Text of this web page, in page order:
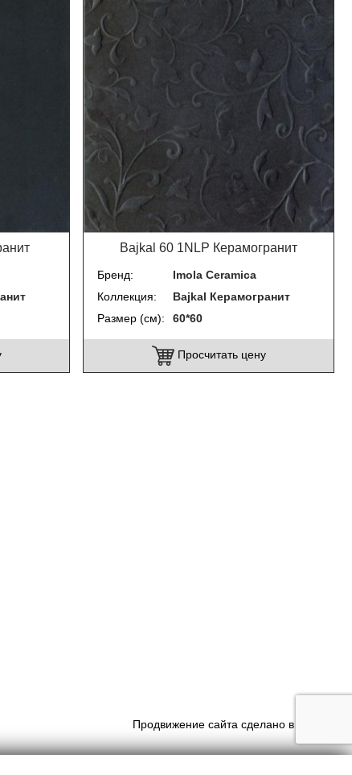
Bajkal 60 1NLP Керамогранит
Бренд
Imola Ceramica
Коллекция
Bajkal Керамогранит
Размер (см)
60*60
Просчитать цену
Продвижение сайта сделано в